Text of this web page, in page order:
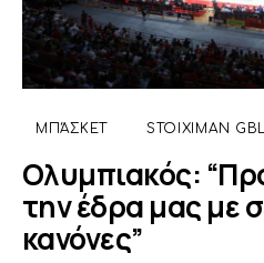
ΜΠΆΣΚΕΤ STOIXIMAN GBL
Ολυμπιακός:
την έδρα μας με
κανόνες”